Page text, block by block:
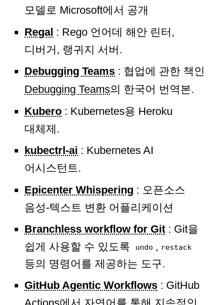
모델로 Microsoft에서 공개
Regal : Rego 언어데 해안 린터,
디버거, 랭귀지 서버.
Debugging Teams : 협업에 관한 책인
Debugging Teams의 한국어 번역본.
Kubero : Kubernetes용 Heroku
대체제.
kubectrl-ai : Kubernetes AI
어시스턴트.
Epicenter Whispering : 오픈소스
음성-텍스트 변환 어플리케이션
Branchless workflow for Git : Git을
쉽게 사용할 수 있도록
undo , restack
등의 명령어를 제공하는 도구.
GitHub Agentic Workflows : GitHub